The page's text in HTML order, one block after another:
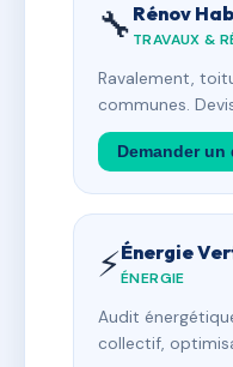
🔧 Rénov
TRAVAUX &
Ravalement,
communes.
Demander
⚡Énergie
ÉNERGIE
Audit
collectif,